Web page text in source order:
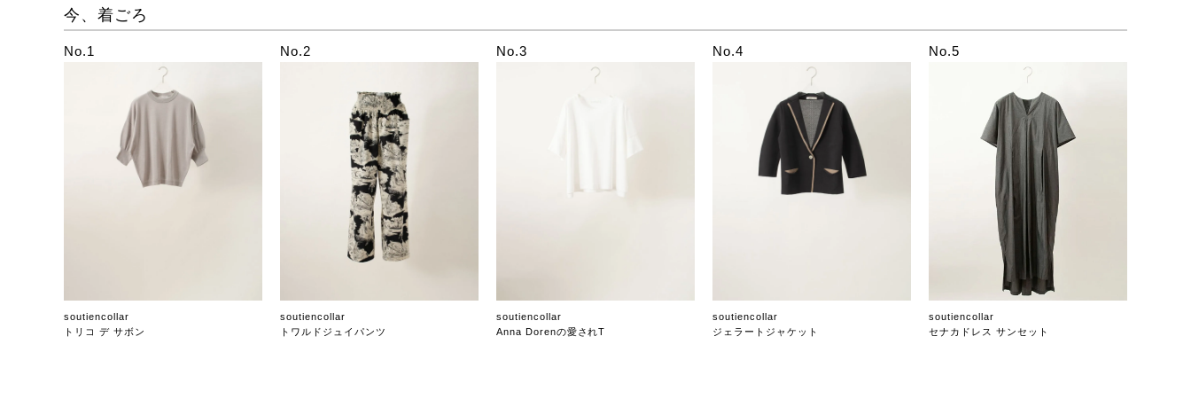
今、着ごろ
No.1
soutiencollar
トリコ デ サボン
No.2
soutiencollar
トワルドジュイパンツ
No.3
soutiencollar
Anna Dorenの愛されT
No.4
soutiencollar
ジェラートジャケット
No.5
soutiencollar
セナカドレス サンセット